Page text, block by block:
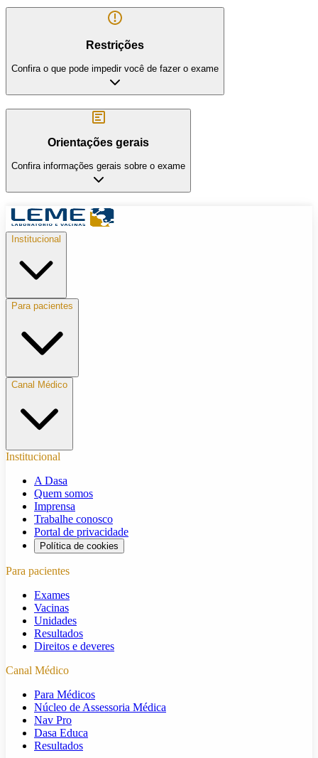
Restrições
Confira o que pode impedir você de fazer o exame
Orientações gerais
Confira informações gerais sobre o exame
Institucional
Para pacientes
Canal Médico
Institucional
A Dasa
Quem somos
Imprensa
Trabalhe conosco
Portal de privacidade
Política de cookies
Para pacientes
Exames
Vacinas
Unidades
Resultados
Direitos e deveres
Canal Médico
Para Médicos
Núcleo de Assessoria Médica
Nav Pro
Dasa Educa
Resultados